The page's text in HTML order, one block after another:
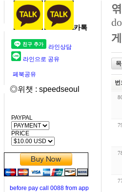
카톡
라인상담
라인으로 공유
페북공유
◎위챗 : speedseoul
PAYPAL
PRICE
before pay call 0088 from app
번